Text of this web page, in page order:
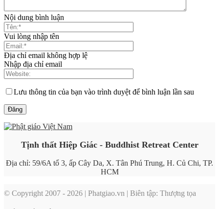
Nội dung bình luận
Vui lòng nhập tên
Địa chỉ email không hợp lệ
Nhập địa chỉ email
Lưu thông tin của bạn vào trình duyệt để bình luận lần sau
Tịnh thất Hiệp Giác - Buddhist Retreat Center
Địa chỉ: 59/6A tổ 3, ấp Cây Da, X. Tân Phú Trung, H. Củ Chi, TP.
HCM
© Copyright 2007 - 2026 | Phatgiao.vn | Biên tập: Thượng tọa